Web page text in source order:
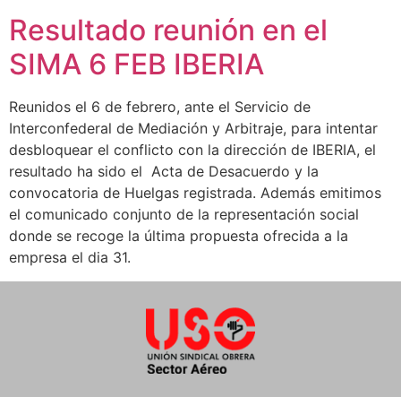
Resultado reunión en el
SIMA 6 FEB IBERIA
Reunidos el 6 de febrero, ante el Servicio de
Interconfederal de Mediación y Arbitraje, para intentar
desbloquear el conflicto con la dirección de IBERIA, el
resultado ha sido el Acta de Desacuerdo y la
convocatoria de Huelgas registrada. Además emitimos
el comunicado conjunto de la representación social
donde se recoge la última propuesta ofrecida a la
empresa el dia 31.